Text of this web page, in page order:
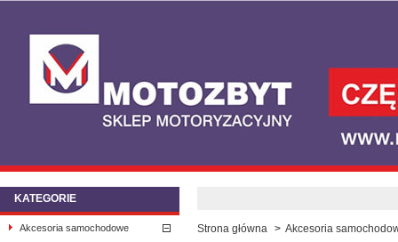
KATEGORIE
Akcesoria samochodowe Strona główna > Akcesoria